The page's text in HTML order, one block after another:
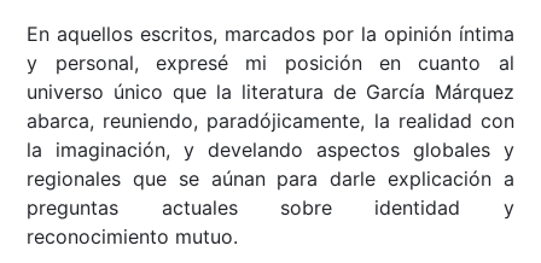
En aquellos escritos, marcados por la opinión íntima
y personal, expresé mi posición en cuanto al
universo único que la literatura de García Márquez
abarca, reuniendo, paradójicamente, la realidad con
la imaginación, y develando aspectos globales y
regionales que se aúnan para darle explicación a
preguntas actuales sobre identidad y
reconocimiento mutuo.